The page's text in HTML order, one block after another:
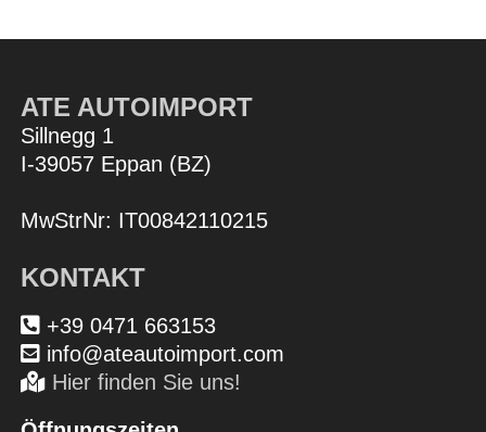
ATE AUTOIMPORT
Sillnegg 1
I-39057 Eppan (BZ)
MwStrNr: IT00842110215
KONTAKT
+39 0471 663153
info@ateautoimport.com
Hier finden Sie uns!